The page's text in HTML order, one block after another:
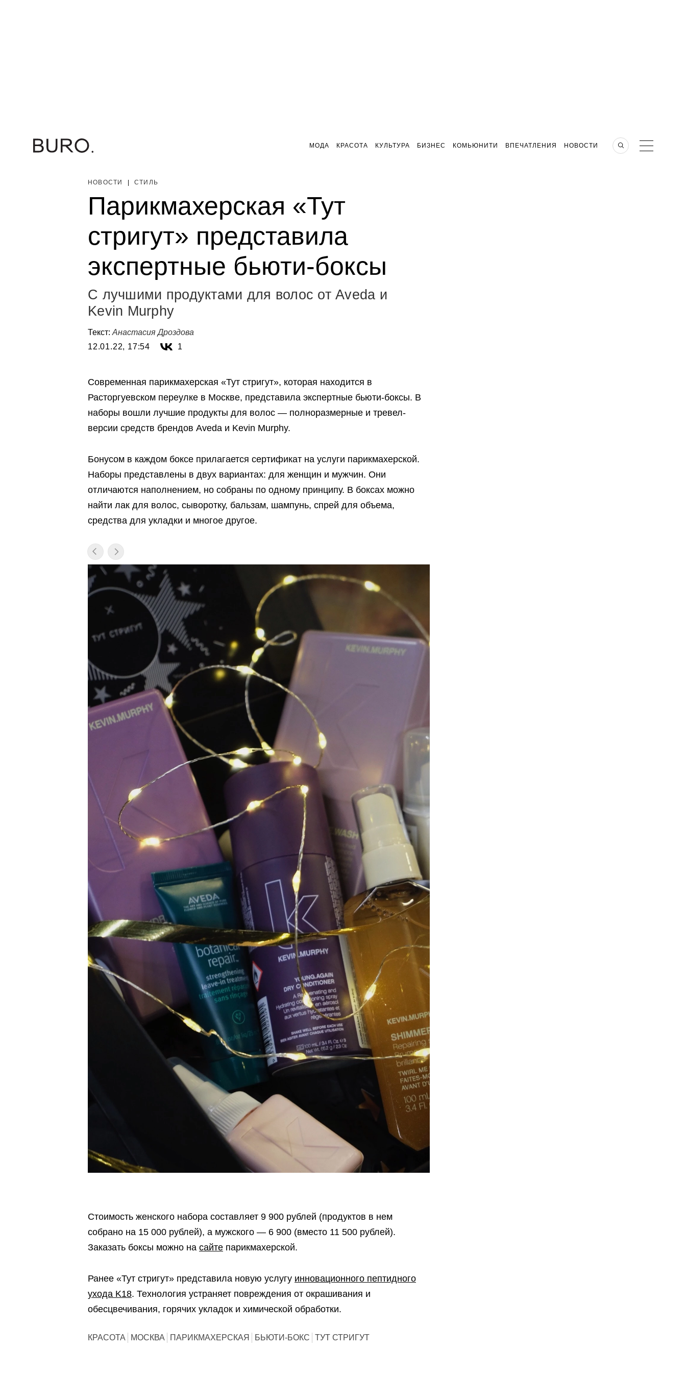
МОДА КРАСОТА КУЛЬТУРА БИЗНЕС КОМЬЮНИТИ ВПЕЧАТЛЕНИЯ НОВОСТИ
НОВОСТИ СТИЛЬ
Парикмахерская «Тут
стригут» представила
экспертные бьюти-боксы
С лучшими продуктами для волос от Aveda и
Kevin Murphy
Текст: Анастасия Дроздова
12.01.22, 17:54
1
Современная парикмахерская «Тут стригут», которая находится в
Расторгуевском переулке в Москве, представила экспертные бьюти-боксы. В
наборы вошли лучшие продукты для волос — полноразмерные и тревел-
версии средств брендов Aveda и Kevin Murphy.
Бонусом в каждом боксе прилагается сертификат на услуги парикмахерской.
Наборы представлены в двух вариантах: для женщин и мужчин. Они
отличаются наполнением, но собраны по одному принципу. В боксах можно
найти лак для волос, сыворотку, бальзам, шампунь, спрей для объема,
средства для укладки и многое другое.
Стоимость женского набора составляет 9 900 рублей (продуктов в нем
собрано на 15 000 рублей), а мужского — 6 900 (вместо 11 500 рублей).
Заказать боксы можно на сайте парикмахерской.
Ранее «Тут стригут» представила новую услугу инновационного пептидного
ухода K18. Технология устраняет повреждения от окрашивания и
обесцвечивания, горячих укладок и химической обработки.
КРАСОТА МОСКВА ПАРИКМАХЕРСКАЯ БЬЮТИ-БОКС ТУТ СТРИГУТ